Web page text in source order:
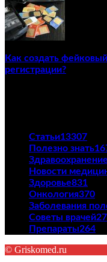
Как создать
регистрации?
Статьи13307
Полезно знать
Здравоохранение
Новости
Здоровье831
Онкология370
Заболевания
Советы врачей
Препараты264
© Griskomed.ru